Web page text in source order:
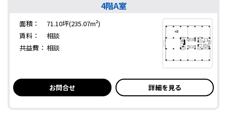
4階A室
面積：
71.10坪(235.07m²)
賃料：
相談
共益費： 相談
お問合せ 詳細を見る